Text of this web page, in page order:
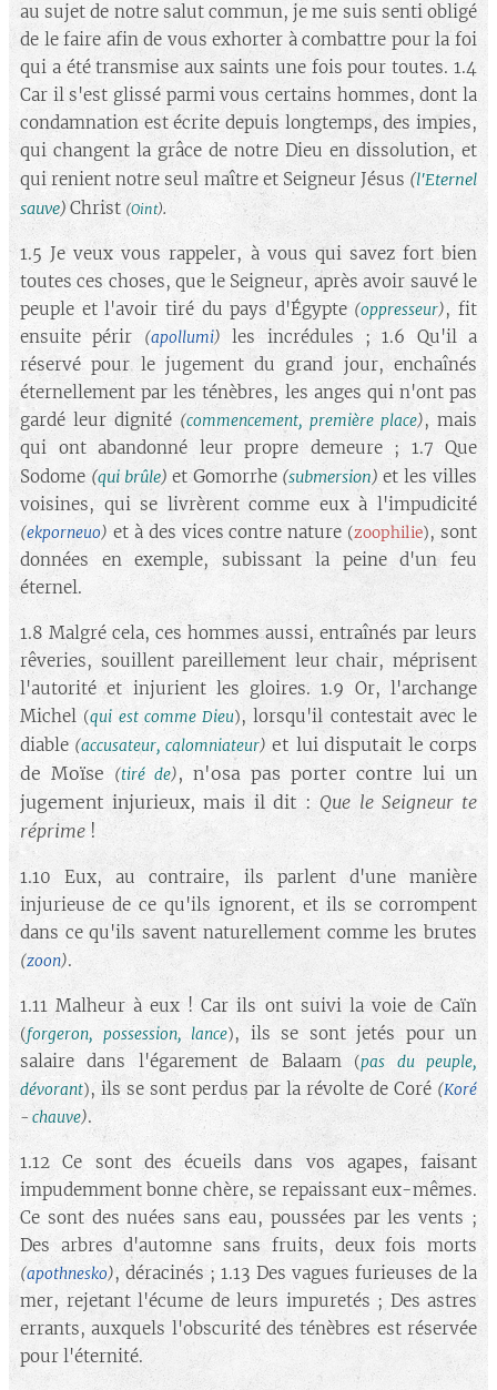
au sujet de notre salut commun, je me suis senti obligé
de le faire afin de vous exhorter à combattre pour la foi
qui a été transmise aux saints une fois pour toutes. 1.4
Car il s'est glissé parmi vous certains hommes, dont la
condamnation est écrite depuis longtemps, des impies,
qui changent la grâce de notre Dieu en dissolution, et
qui renient notre seul maître et Seigneur Jésus (l'Eternel
sauve)Christ (Oint).
1.5 Je veux vous rappeler, à vous qui savez fort bien
toutes ces choses, que le Seigneur, après avoir sauvé le
peuple et l'avoir tiré du pays d'Égypte (oppresseur), fit
ensuite périr
(apollumi)
les incrédules ; 1.6 Qu'il a
réservé pour le jugement du grand jour, enchaînés
éternellement par les ténèbres, les anges qui n'ont pas
gardé leur dignité (commencement, première place), mais
qui ont abandonné leur propre demeure ; 1.7 Que
Sodome (qui brûle) et Gomorrhe (submersion)et les villes
voisines, qui se livrèrent comme eux à l'impudicité
(ekporneuo) et à des vices contre nature (zoophilie), sont
données en exemple, subissant la peine d'un feu
éternel.
1.8 Malgré cela, ces hommes aussi, entraînés par leurs
rêveries, souillent pareillement leur chair, méprisent
l'autorité et injurient les gloires. 1.9 Or, l'archange
Michel (qui est comme Dieu), lorsqu'il contestait avec le
diable (accusateur, calomniateur) et lui disputait le corps
de Moïse
(tiré de), n'osa pas porter contre lui un
jugement injurieux, mais il dit :Que le Seigneur te
réprime !
1.10 Eux, au contraire, ils parlent d'une manière
injurieuse de ce qu'ils ignorent, et ils se corrompent
dans ce qu'ils savent naturellement comme les brutes
(zoon).
1.11 Malheur à eux ! Car ils ont suivi la voie de Caïn
(forgeron, possession, lance), ils se sont jetés pour un
salaire dans l'égarement de Balaam
(pas du peuple,
dévorant), ils se sont perdus par la révolte de Coré (Koré
- chauve).
1.12 Ce sont des écueils dans vos agapes, faisant
impudemment bonne chère, se repaissant eux-mêmes.
Ce sont des nuées sans eau, poussées par les vents ;
Des arbres d'automne sans fruits, deux fois morts
(apothnesko), déracinés ; 1.13 Des vagues furieuses de la
mer, rejetant l'écume de leurs impuretés ; Des astres
errants, auxquels l'obscurité des ténèbres est réservée
pour l'éternité.